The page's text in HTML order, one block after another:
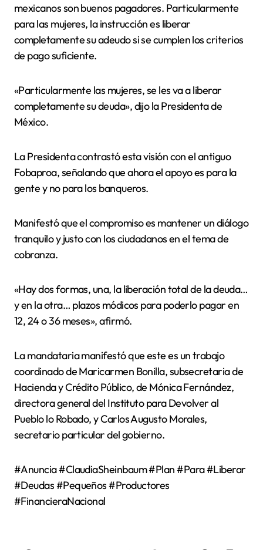
mexicanos son buenos pagadores. Particularmente
para las mujeres, la instrucción es liberar
completamente su adeudo si se cumplen los criterios
de pago suficiente.
«Particularmente las mujeres, se les va a liberar
completamente su deuda», dijo la Presidenta de
México.
La Presidenta contrastó esta visión con el antiguo
Fobaproa, señalando que ahora el apoyo es para la
gente y no para los banqueros.
Manifestó que el compromiso es mantener un diálogo
tranquilo y justo con los ciudadanos en el tema de
cobranza.
«Hay dos formas, una, la liberación total de la deuda…
y en la otra… plazos módicos para poderlo pagar en
12, 24 o 36 meses», afirmó.
La mandataria manifestó que este es un trabajo
coordinado de Maricarmen Bonilla, subsecretaria de
Hacienda y Crédito Público, de Mónica Fernández,
directora general del Instituto para Devolver al
Pueblo lo Robado, y Carlos Augusto Morales,
secretario particular del gobierno.
#Anuncia #ClaudiaSheinbaum #Plan #Para #Liberar
#Deudas #Pequeños #Productores
#FinancieraNacional